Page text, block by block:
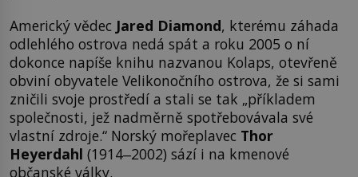
Americký vědec Jared Diamond, kterému záhada
odlehlého ostrova nedá spát a roku 2005 o ní
dokonce napíše knihu nazvanou Kolaps, otevřeně
obviní obyvatele Velikonočního ostrova, že si sami
zničili svoje prostředí a stali se tak „příkladem
společnosti, jež nadměrně spotřebovávala své
vlastní zdroje.“ Norský mořeplavec Thor
Heyerdahl (1914‒2002) sází i na kmenové
občanské války.